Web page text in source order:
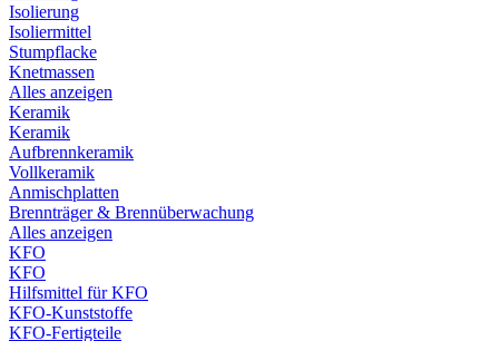
Isolierung
Isoliermittel
Stumpflacke
Knetmassen
Alles anzeigen
Keramik
Keramik
Aufbrennkeramik
Vollkeramik
Anmischplatten
Brennträger & Brennüberwachung
Alles anzeigen
KFO
KFO
Hilfsmittel für KFO
KFO-Kunststoffe
KFO-Fertigteile